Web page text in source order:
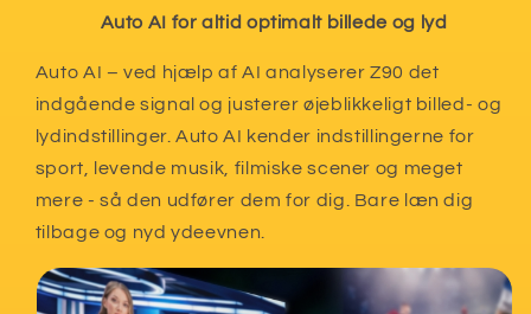
Auto AI for altid optimalt billede og lyd
Auto AI – ved hjælp af AI analyserer Z90 det
indgående signal og justerer øjeblikkeligt billed- og
lydindstillinger. Auto AI kender indstillingerne for
sport, levende musik, filmiske scener og meget
mere - så den udfører dem for dig. Bare læn dig
tilbage og nyd ydeevnen.